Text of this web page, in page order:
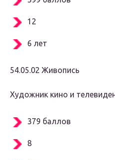
12
6 лет
54.05.02 Живопись
Художник кино и
379 баллов
8